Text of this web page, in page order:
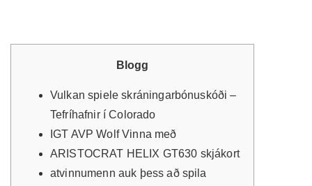
Blogg
Vulkan spiele skráningarbónuskóði –
Tefríhafnir í Colorado
IGT AVP Wolf Vinna með
ARISTOCRAT HELIX GT630 skjákort
atvinnumenn auk þess að spila